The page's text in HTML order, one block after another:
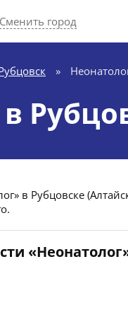
Сменить город
»
в Рубцовске